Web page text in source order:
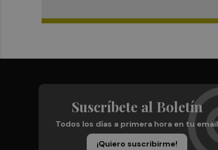
Suscríbete al Boletín
Todos los días a primera hora en tu email
¡Quiero suscribirme!